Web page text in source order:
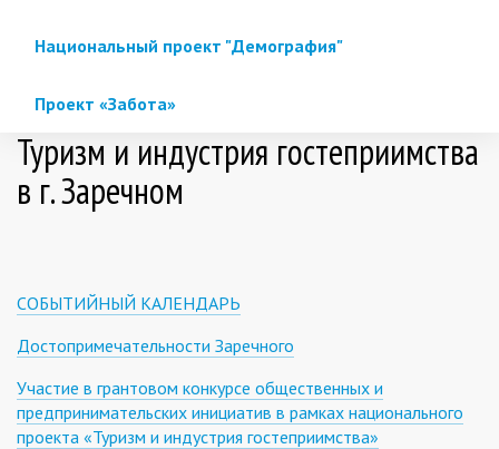
Национальный проект "Демография"
Проект «Забота»
Туризм и индустрия гостеприимства
в г. Заречном
СОБЫТИЙНЫЙ КАЛЕНДАРЬ
Достопримечательности Заречного
Участие в грантовом конкурсе общественных и
предпринимательских инициатив в рамках национального
проекта «Туризм и индустрия гостеприимства»